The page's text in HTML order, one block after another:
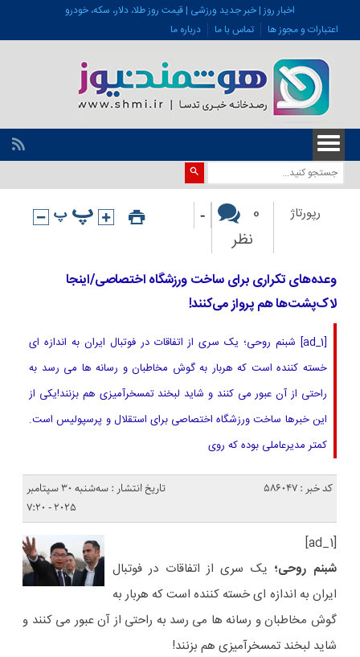
اخبار روز | خبر جدید ورزشی | قیمت روز طلا، دلار، سکه، خودرو
اعتبارات و مجوز ها
تماس با ما درباره ما
رپورتاژ
0
نظر
-
وعده‌های تکراری برای ساخت ورزشگاه اختصاصی/اینجا
لاک‌پشت‌ها هم پرواز می‌کنند!
[ad_1] شبنم روحی؛ یک سری از اتفاقات در فوتبال ایران به اندازه ای
خسته کننده است که هربار به گوش مخاطبان و رسانه ها می رسد به
راحتی از آن عبور می کنند و شاید لبخند تمسخرآمیزی هم بزنند!یکی از
این خبرها ساخت ورزشگاه اختصاصی برای استقلال و پرسپولیس است.
کمتر مدیرعاملی بوده که روی
کد خبر : 586047
تاریخ انتشار : سه‌شنبه 30 سپتامبر
2025 - 7:20
[ad_1]
شبنم روحی؛ یک سری از اتفاقات در فوتبال
ایران به اندازه ای خسته کننده است که هربار به
گوش مخاطبان و رسانه ها می رسد به راحتی از آن عبور می کنند و
شاید لبخند تمسخرآمیزی هم بزنند!